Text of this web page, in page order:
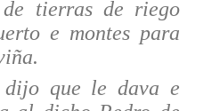
de tierras de riego
e montes para
viña.
que le dava e